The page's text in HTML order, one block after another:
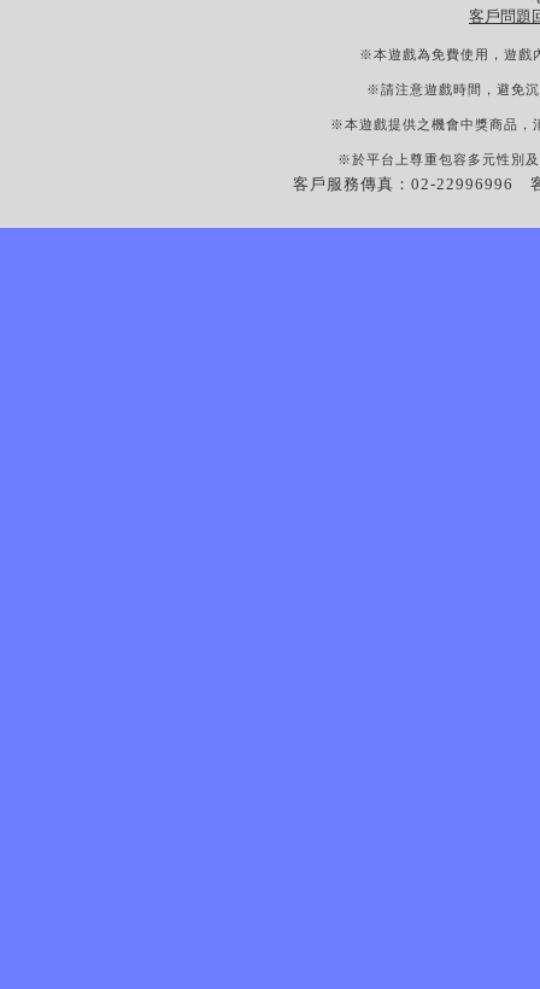
客戶問題
※本遊戲為免費使用，遊戲
※請注意遊戲時間，避免
※本遊戲提供之機會中獎商品，
※於平台上尊重包容多元性別
客戶服務傳真：02-22996996